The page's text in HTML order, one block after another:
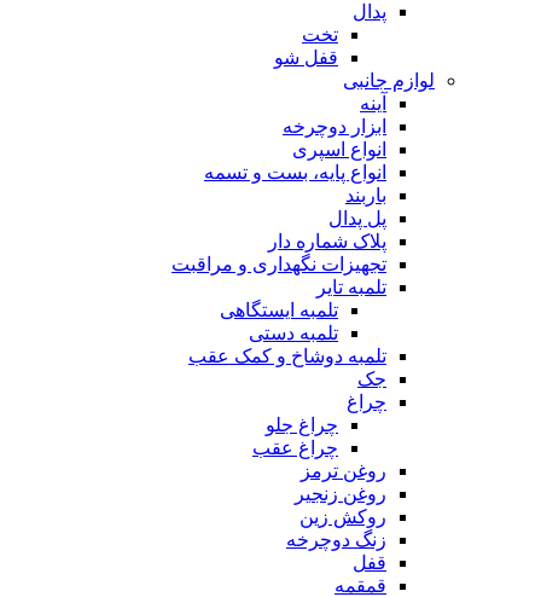
پدال
تخت
قفل شو
لوازم جانبی
آینه
ابزار دوچرخه
انواع اسپری
انواع پایه، بست و تسمه
باربند
پل پدال
پلاک شماره دار
تجهیزات نگهداری و مراقبت
تلمبه تایر
تلمبه ایستگاهی
تلمبه دستی
تلمبه دوشاخ و کمک عقب
جک
چراغ
چراغ جلو
چراغ عقب
روغن ترمز
روغن زنجیر
روکش زین
زنگ دوچرخه
قفل
قمقمه